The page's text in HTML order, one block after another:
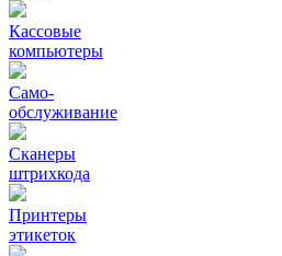
Кассовые
компьютеры
Само-
обслуживание
Сканеры
штрихкода
Принтеры
этикеток